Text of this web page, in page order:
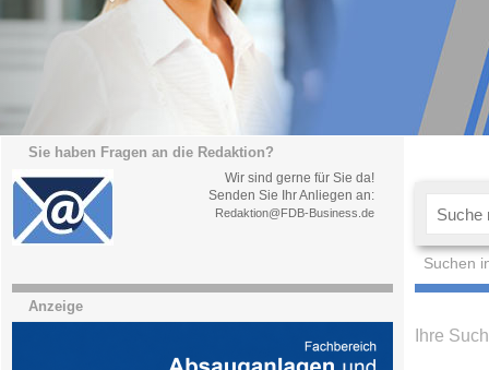
Sie haben Fragen an die Redaktion?
Wir sind gerne für Sie da!
Senden Sie Ihr Anliegen an:
Redaktion@FDB-Business.de
Suchen
Anzeige
Ihre